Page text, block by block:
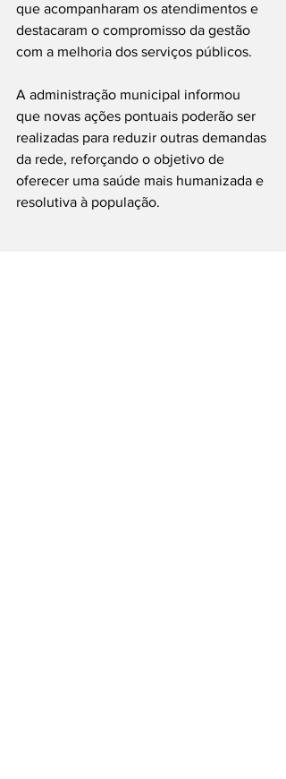
que acompanharam os atendimentos e
destacaram o compromisso da gestão
com a melhoria dos serviços públicos.
A administração municipal informou
que novas ações pontuais poderão ser
realizadas para reduzir outras demandas
da rede, reforçando o objetivo de
oferecer uma saúde mais humanizada e
resolutiva à população.